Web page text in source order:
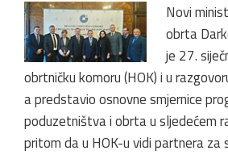
Novi
obrta
je 27.
obrtničku komoru (HOK) i u
a predstavio osnovne smjernice
poduzetništva i obrta u sljedećem
pritom da u HOK-u vidi partnera za